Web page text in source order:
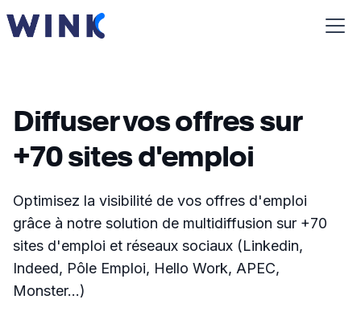
Diffuser vos offres sur
+70 sites d'emploi
Optimisez la visibilité de vos offres d'emploi
grâce à notre solution de multidiffusion sur +70
sites d'emploi et réseaux sociaux (Linkedin,
Indeed, Pôle Emploi, Hello Work, APEC,
Monster...)